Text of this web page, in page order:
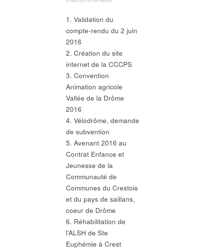
1. Validation du
compte-rendu du 2 juin
2016
2. Création du site
internet de la CCCPS
3. Convention
Animation agricole
Vallée de la Drôme
2016
4. Vélodrôme, demande
de subvention
5. Avenant 2016 au
Contrat Enfance et
Jeunesse de la
Communauté de
Communes du Crestois
et du pays de saillans,
coeur de Drôme
6. Réhabilitation de
l’ALSH de Ste
Euphémie à Crest